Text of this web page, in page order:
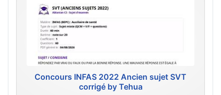
Concours INFAS 2022 Ancien sujet SVT
corrigé by Tehua